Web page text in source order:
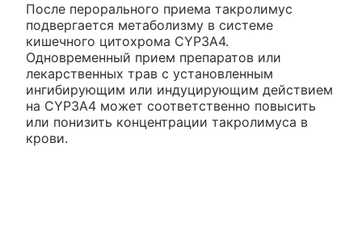
После перорального приема такролимус
подвергается метаболизму в системе
кишечного цитохрома CYP3A4.
Одновременный прием препаратов или
лекарственных трав с установленным
ингибирующим или индуцирующим действием
на CYP3A4 может соответственно повысить
или понизить концентрации такролимуса в
крови.